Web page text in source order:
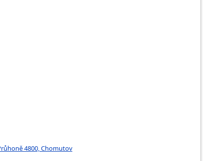
4800, Chomutov